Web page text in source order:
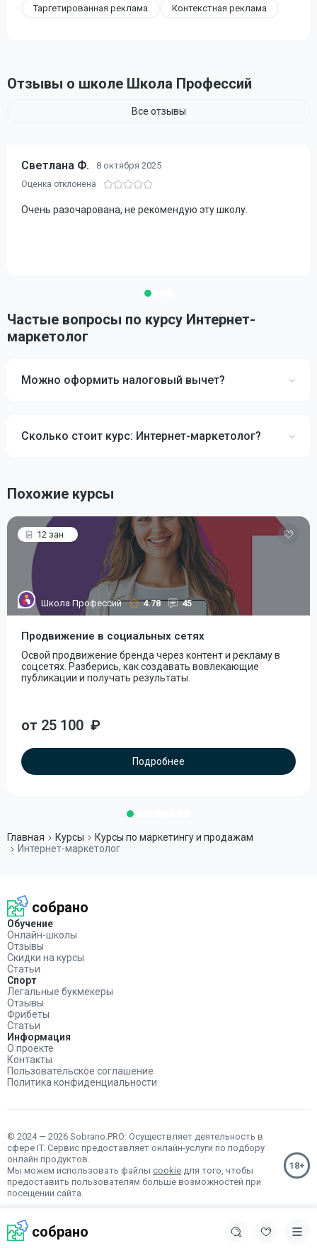
собрано
Таргетированная реклама
Контекстная реклама
Отзывы о школе Школа Профессий
Все отзывы
Светлана Ф. 8 октября 2025
Очень разочарована, не рекомендую эту школу.
Частые вопросы по курсу Интернет-
маркетолог
Можно оформить налоговый вычет?
Сколько стоит курс: Интернет-маркетолог?
Похожие курсы
12 зан
Школа Профессий 4.78 45
Продвижение в социальных сетях
Освой продвижение бренда через контент и рекламу в
соцсетях. Разберись, как создавать вовлекающие
публикации и получать результаты.
от 25 100 ₽
Подробнее
Главная Курсы
Курсы по маркетингу и продажам
Интернет-маркетолог
собрано
Обучение
Онлайн-школы
Отзывы
Скидки на курсы
Статьи
Спорт
Легальные букмекеры
Отзывы
Фрибеты
Статьи
Информация
О проекте
Контакты
Пользовательское соглашение
Политика конфиденциальности
© 2024 — 2026 Sobrano.PRO: Осуществляет деятельность в
сфере IT. Сервис предоставляет онлайн-услуги по подбору
онлайн продуктов.
Мы можем использовать файлы cookie для того, чтобы
предоставить пользователям больше возможностей при
посещении сайта.